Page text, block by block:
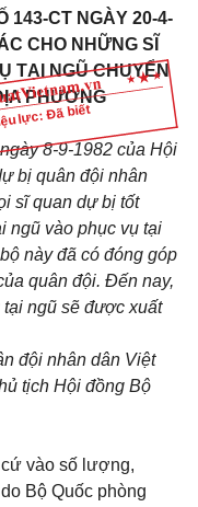
lực: Đã biết
143-CT NGÀY 20-4-
CHO NHỮNG SĨ
TẠI NGŨ CHUYỂN
PHƯƠNG
8-9-1982 của Hội
bị quân đội nhân
sĩ quan dự bị tốt
ngũ vào phục vụ tại
này đã có đóng góp
quân đội. Đến nay,
ngũ sẽ được xuất
đội nhân dân Việt
tịch Hội đồng Bộ
vào số lượng,
Bộ Quốc phòng